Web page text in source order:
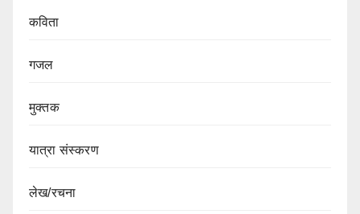
कविता
गजल
मुक्तक
यात्रा संस्करण
लेख/रचना